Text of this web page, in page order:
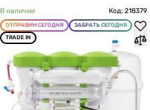
В наличии Код: 218379
ОТПРАВИМ СЕГОДНЯ
ЗАБРАТЬ СЕГОДНЯ
TRADE IN